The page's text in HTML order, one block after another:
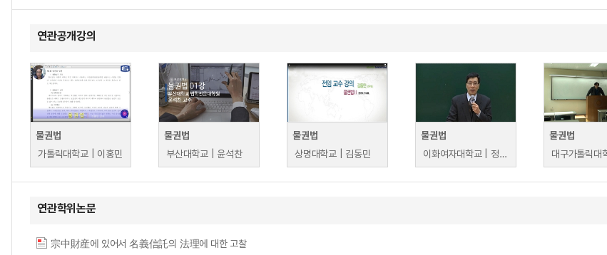
연관공개강의
물권법
가톨릭대학교 | 이홍민
물권법
부산대학교 | 윤석찬
물권법
상명대학교 | 김동민
물권법
이화여자대학교 | 정태윤,
물권법
연관학위논문
宗中財産에 있어서 名義信託의 法理에 대한 고찰